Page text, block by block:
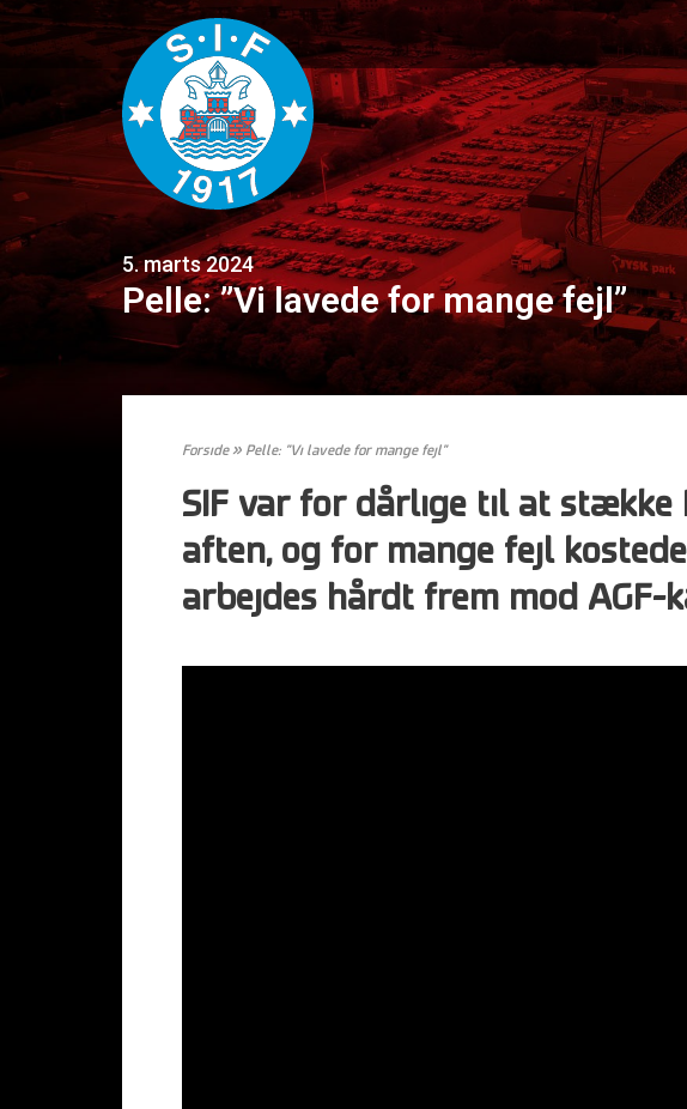
5. marts 2024
Pelle: ”Vi lavede for mange fejl”
Forside» Pelle: ”Vi lavede for mange fejl”
SIF var for dårlige til at stække
aften, og for mange fejl
arbejdes hårdt frem mod AGF-